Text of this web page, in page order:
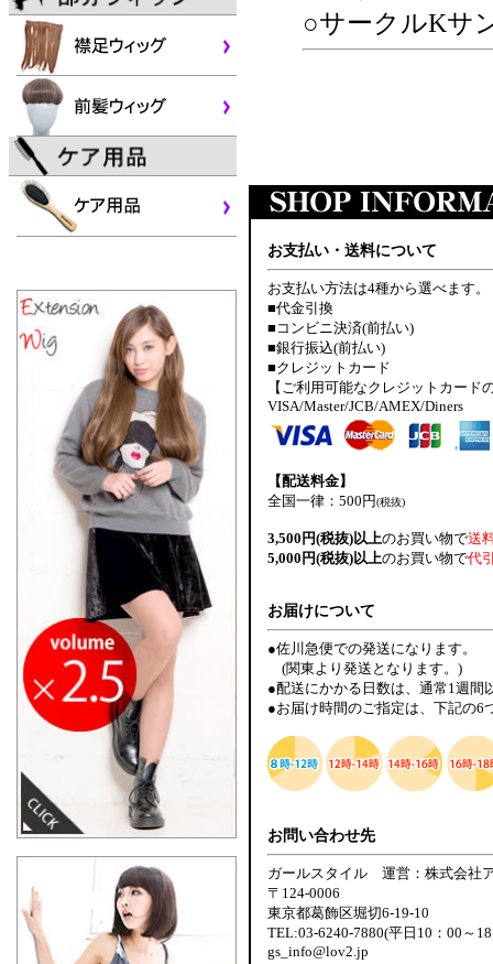
○サークルKサ
お支払い・送料について
お支払い方法は4種から選べます。
■代金引換
■コンビニ決済(前払い)
■銀行振込(前払い)
■クレジットカード
【ご利用可能なクレジットカード
VISA/Master/JCB/AMEX/Diners
【配送料金】
全国一律：500円(税抜)
3,500円(税抜)以上のお買い物で送
5,000円(税抜)以上のお買い物で代
お届けについて
●佐川急便での発送になります。
(関東より発送となります。)
●配送にかかる日数は、通常1週間
●お届け時間のご指定は、下記の6
お問い合わせ先
ガールスタイル 運営：株式会社
〒124-0006
東京都葛飾区堀切6-19-10
TEL:03-6240-7880(平日10：00～
gs_info@lov2.jp